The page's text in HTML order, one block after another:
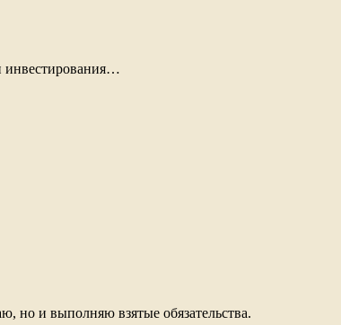
инвестирования…
но и выполняю взятые обязательства.